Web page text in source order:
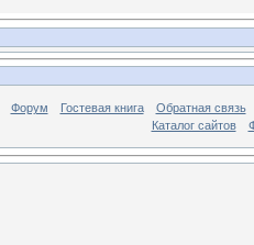
Форум Гостевая книга
Обратная связь
Каталог сайтов